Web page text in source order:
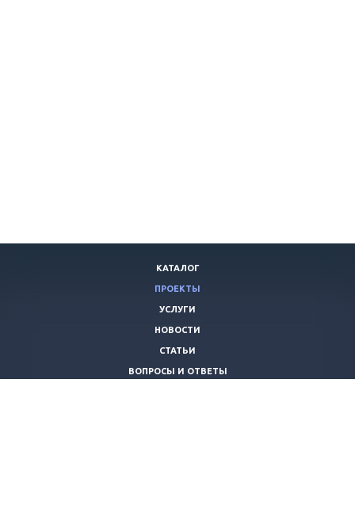
КАТАЛОГ
ПРОЕКТЫ
УСЛУГИ
НОВОСТИ
СТАТЬИ
ВОПРОСЫ И ОТВЕТЫ